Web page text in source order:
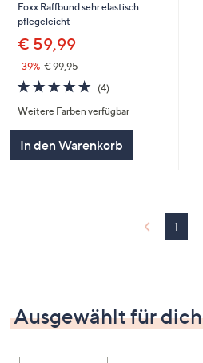
Foxx Raffbund sehr elastisch
pflegeleicht
€ 59,99
-39% € 99,95
5.0
von
5
(4)4
Weitere Farben verfügbar
In den Warenkorb
1
Ausgewählt für dich